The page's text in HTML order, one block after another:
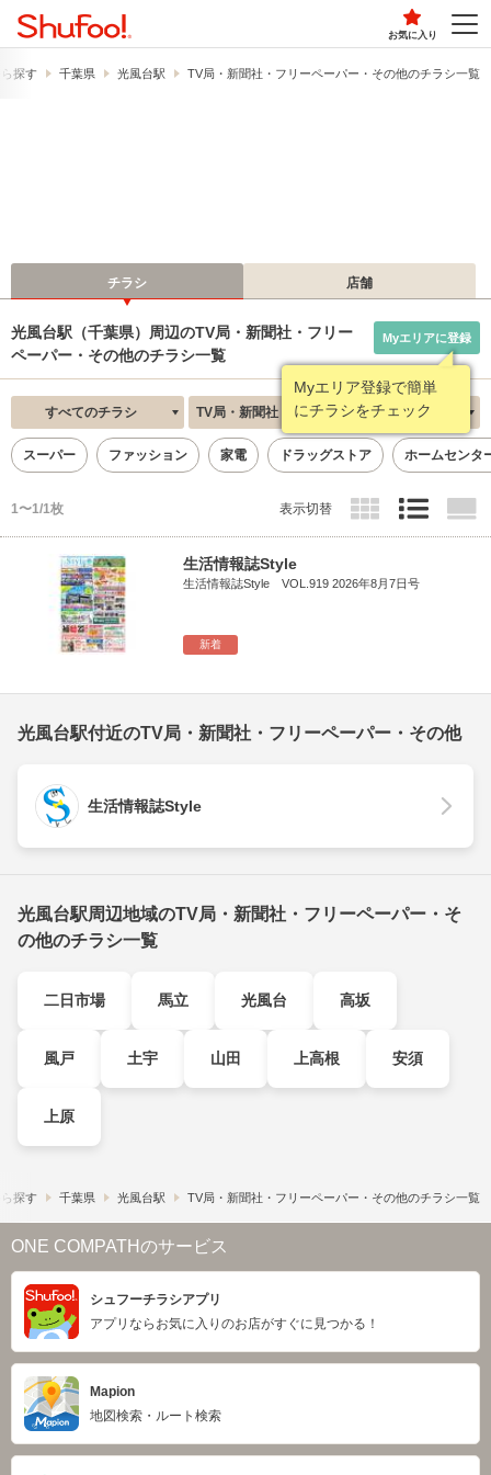
お気に入り
探す 千葉県 光風台駅 TV局・新聞社・フリーペーパー・その他のチラシ一覧
チラシ 店舗
光風台駅（千葉県）周辺のTV局・新聞社・フリー
ペーパー・その他のチラシ一覧
Myエリア登録で簡単
にチラシをチェック
Myエリアに登録
すべてのチラシ TV局・新聞社・フリーペーパー・その他 新着順
スーパー ファッション 家電 ドラッグストア ホームセンタ
1〜1/1枚 表示切替
新着
生活情報誌Style
生活情報誌Style VOL.919 2026年8月7日号
光風台駅付近のTV局・新聞社・フリーペーパー・その他
生活情報誌Style
光風台駅周辺地域のTV局・新聞社・フリーペーパー・そ
の他のチラシ一覧
二日市場 馬立 光風台 高坂
風戸 土宇 山田 上高根 安須
上原
探す 千葉県 光風台駅 TV局・新聞社・フリーペーパー・その他のチラシ一覧
ONE COMPATHのサービス
シュフーチラシアプリ
アプリならお気に入りのお店がすぐに見つかる！
Mapion
地図検索・ルート検索